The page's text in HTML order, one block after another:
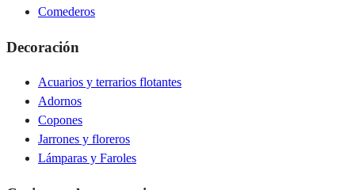
Comederos
Decoración
Acuarios y terrarios flotantes
Adornos
Copones
Jarrones y floreros
Lámparas y Faroles